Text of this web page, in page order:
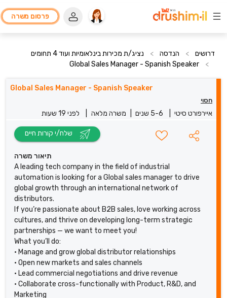
פרסום משרה
דרושים > הנדסה >
נציג/ת מכירות בינלאומיות ועוד 4 תחומים
>
Global Sales Manager - Spanish Speaker
Global Sales Manager - Spanish Speaker
חסוי
איירפורט סיטי 5-6 שנים משרה מלאה לפני 19 שעות
תיאור משרה
A leading tech company in the field of industrial
automation is looking for a Global sales manager to drive
global growth through an international network of
distributors.
If you’re passionate about B2B sales, love working across
cultures, and thrive on developing long-term strategic
partnerships — we want to meet you!
What you’ll do:
• Manage and grow global distributor relationships
• Open new markets and sales channels
• Lead commercial negotiations and drive revenue
• Collaborate cross-functionally with Product, R&D, and
Marketing